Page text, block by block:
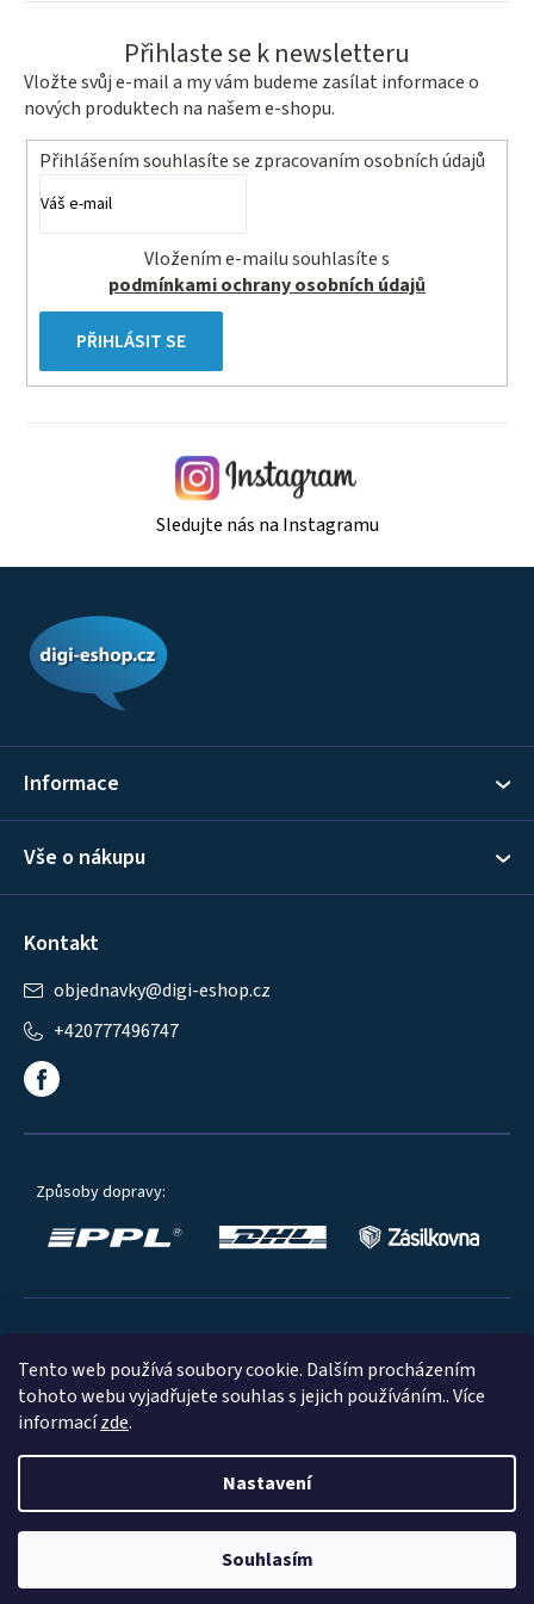
Tento web používá soubory cookie. Dalším procházením
tohoto webu vyjadřujete souhlas s jejich používáním.. Více
informacízde.
Nastavení
Souhlasím
Přihlaste se k newsletteru
Vložte svůj e-mail a my vám budeme zasílat informace o
nových produktech na našem e-shopu.
Přihlášením souhlasíte se zpracovaním osobních údajů
podmínkami ochrany osobních údajů
PŘIHLÁSIT SE
Sledujte nás na Instagramu
Informace
Vše o nákupu
Kontakt
objednavky@digi-eshop.cz
+420777496747
Způsoby dopravy:
Shoptet
© 2023